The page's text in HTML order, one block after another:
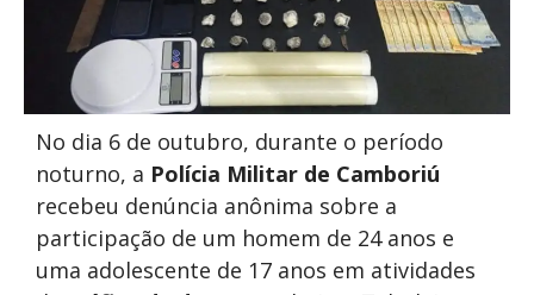
No dia 6 de outubro, durante o período
noturno, a Polícia Militar de Camboriú
recebeu denúncia anônima sobre a
participação de um homem de 24 anos e
uma adolescente de 17 anos em atividades